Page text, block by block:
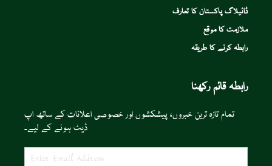
ڈائیلاگ پاکستان کا تعارف
ملازمت کا موقع
رابطہ کرنے کا طریقہ
رابطہ قائم رکھنا
تمام تازہ ترین خبروں، پیشکشوں اور خصوصی اعلانات کے ساتھ اپ
ڈیٹ ہونے کے لیے۔